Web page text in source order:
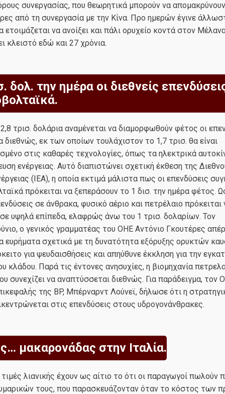
συνεργασίας, που θεωρητικά μπορούν να
από τη συνεργασία με την Κίνα. Προ ημερών έγινε
ετοιμάζεται να ανοίξει και πάλι ορυχείο κοντά στον
κλειστό εδώ και 27 χρόνια.
δολ. την ημέρα οι διεθνείς
τρισ. δολάρια αναμένεται να διαμορφωθούν φέτος οι
διεθνώς, εκ των οποίων τουλάχιστον το 1,7 τρισ. θα είναι
στις καθαρές τεχνολογίες, όπως τα ηλεκτρικά
ενέργειας. Αυτό διαπιστώνει σχετική έκθεση της
(ΙΕΑ), η οποία εκτιμά μάλιστα πως οι επενδύσεις
πρόκειται να ξεπεράσουν το 1 δισ. την ημέρα φέτος.
σε άνθρακα, φυσικό αέριο και πετρέλαιο πρόκειται
υψηλά επίπεδα, ελαφρώς άνω του 1 τρισ. δολαρίων. Τον
ο γενικός γραμματέας του ΟΗΕ Αντόνιο Γκουτέρες
ευρήματα σχετικά με τη δυνατότητα εξόρυξης ορυκτών
για ψευδαισθήσεις και απηύθυνε έκκληση για την
κλάδου. Παρά τις έντονες ανησυχίες, η βιομηχανία
συνεχίζει να αναπτύσσεται διεθνώς. Για παράδειγμα, τον
της BP, Μπέρναρντ Λούνεϊ, δήλωσε ότι η
στις επενδύσεις στους υδρογονάνθρακες.
μακαρονάδας στην Ιταλία.
λιανικής έχουν ως αίτιο το ότι οι παραγωγοί πωλούν
τους, που παρασκευάζονταν όταν το κόστος των